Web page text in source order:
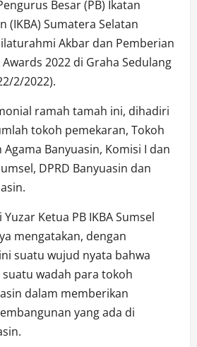
Besar (PB) Ikatan
(IKBA) Sumatera Selatan
Akbar dan Pemberian
2022 di Graha Sedulang
2/2022).
ramah tamah ini, dihadiri
tokoh pemekaran, Tokoh
Banyuasin, Komisi I dan
DPRD Banyuasin dan
Ketua PB IKBA Sumsel
mengatakan, dengan
suatu wujud nyata bahwa
suatu wadah para tokoh
dalam memberikan
yang ada di